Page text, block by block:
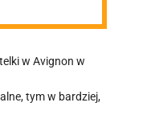
w Avignon w
tym w bardziej,